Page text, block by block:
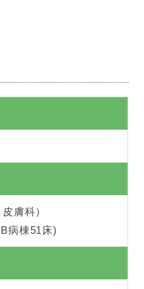
膚科）
病棟51床)